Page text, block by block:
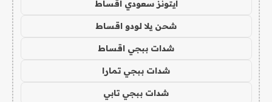
ايتونز سعودي اقساط
شحن يلا لودو اقساط
شدات ببجي اقساط
شدات ببجي تمارا
شدات ببجي تابي